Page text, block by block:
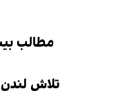
مطالب
تلاش